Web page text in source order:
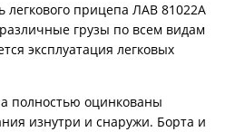
легкового прицепа ЛАВ 81022А
грузы по всем видам
эксплуатация легковых
полностью оцинкованы
изнутри и снаружи. Борта и